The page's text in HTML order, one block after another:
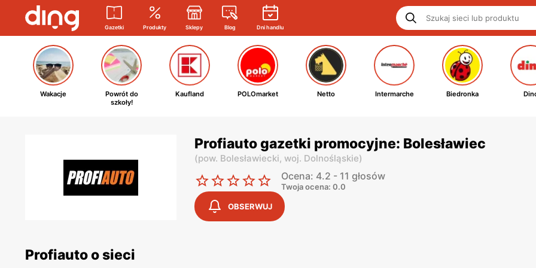
Gazetki Produkty Sklepy Blog Dni handlu
Wakacje
Powrót do
szkoły!
Kaufland POLOmarket Netto Intermarche Biedronka
Profiauto gazetki promocyjne: Bolesławiec
(pow. Bolesławiecki, woj. Dolnośląskie)
Ocena: 4.2 - 11 głosów
Twoja ocena: 0.0
OBSERWUJ
Profiauto o sieci